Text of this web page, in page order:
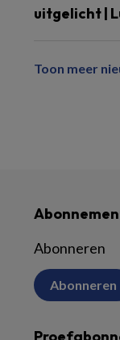
uitgelicht |
Toon meer
Abonneren
Abonneren